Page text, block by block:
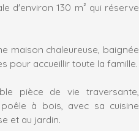
d'environ 130 m² qui réserve
maison chaleureuse, baignée
pour accueillir toute la famille.
pièce de vie traversante,
à bois, avec sa cuisine
et au jardin.